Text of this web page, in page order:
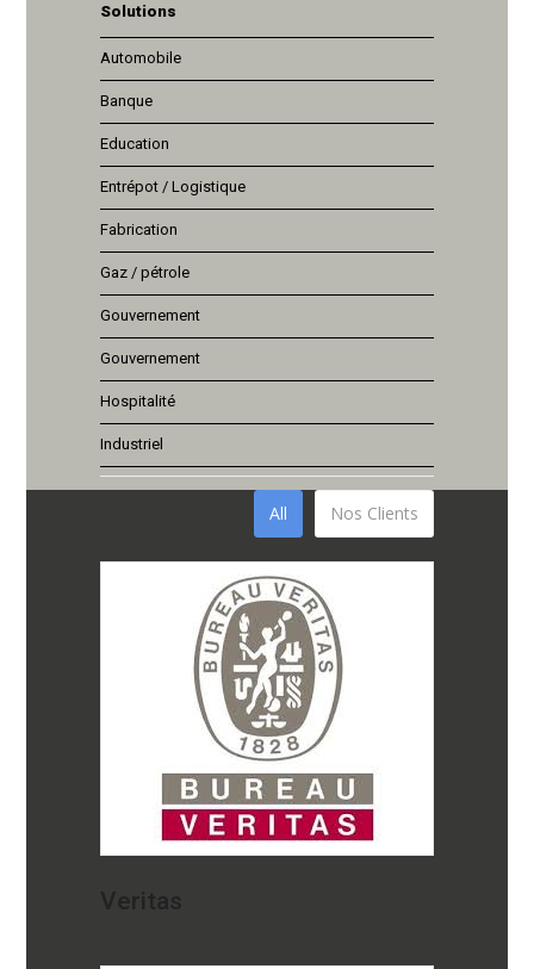
Solutions
Automobile
Banque
Education
Entrépot / Logistique
Fabrication
Gaz / pétrole
Gouvernement
Gouvernement
Hospitalité
Industriel
All Nos Clients
Veritas